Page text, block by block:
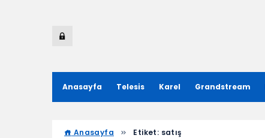
Anasayfa Telesis Karel Grandstream
Anasayfa Etiket: satış